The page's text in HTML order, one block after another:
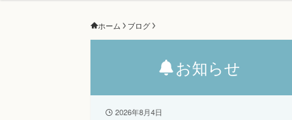
ホーム ブログ
お知らせ
2026年8月4日